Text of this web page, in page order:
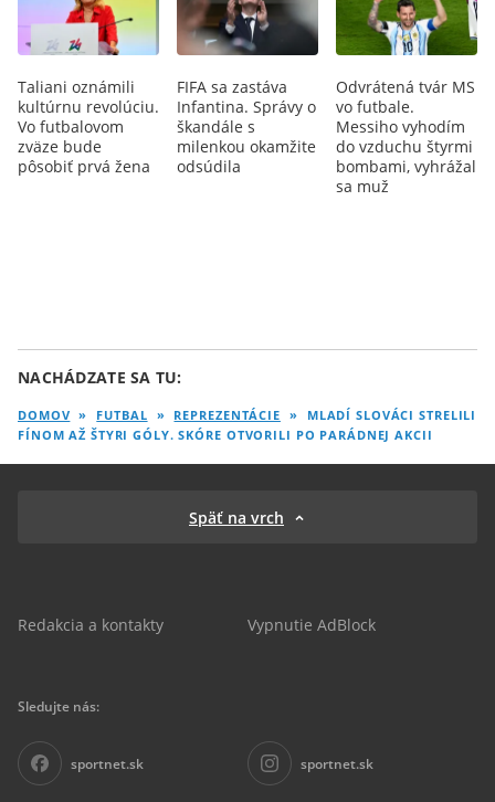
Taliani oznámili
kultúrnu revolúciu.
Vo futbalovom
zväze bude
pôsobiť prvá žena
FIFA sa zastáva
Infantina. Správy o
škandále s
milenkou okamžite
odsúdila
Odvrátená tvár MS
vo futbale.
Messiho vyhodím
do vzduchu štyrmi
bombami, vyhrážal
sa muž
NACHÁDZATE SA TU:
DOMOV » FUTBAL » REPREZENTÁCIE »
MLADÍ SLOVÁCI STRELILI
FÍNOM AŽ ŠTYRI GÓLY. SKÓRE OTVORILI PO PARÁDNEJ AKCII
Späť na vrch
Redakcia a kontakty Vypnutie AdBlock
Sledujte nás:
sportnet.sk sportnet.sk